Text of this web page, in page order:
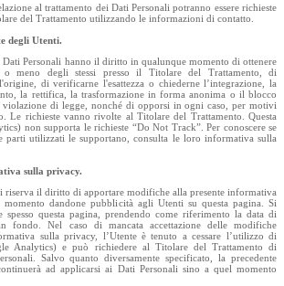
al trattamento dei Dati Personali potranno essere richieste
del Trattamento utilizzando le informazioni di contatto.
degli Utenti.
Personali hanno il diritto in qualunque momento di ottenere
o meno degli stessi presso il Titolare del Trattamento, di
di verificarne l'esattezza o chiederne l’integrazione, la
la rettifica, la trasformazione in forma anonima o il blocco
di legge, nonché di opporsi in ogni caso, per motivi
Le richieste vanno rivolte al Titolare del Trattamento. Questa
non supporta le richieste “Do Not Track”. Per conoscere se
parti utilizzati le supportano, consulta le loro informativa sulla
sulla privacy.
riserva il diritto di apportare modifiche alla presente informativa
dandone pubblicità agli Utenti su questa pagina. Si
spesso questa pagina, prendendo come riferimento la data di
fondo. Nel caso di mancata accettazione delle modifiche
sulla privacy, l’Utente è tenuto a cessare l’utilizzo di
Analytics) e può richiedere al Titolare del Trattamento di
Salvo quanto diversamente specificato, la precedente
ad applicarsi ai Dati Personali sino a quel momento